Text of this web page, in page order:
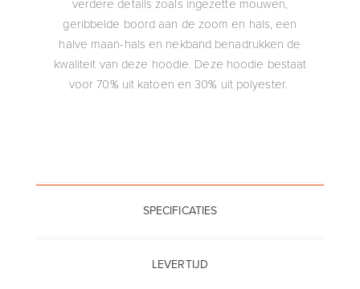
geribbelde boord aan de zoom en hals, een
halve maan-hals en nekband benadrukken de
kwaliteit van deze hoodie. Deze hoodie bestaat
voor 70% uit katoen en 30% uit polyester.
SPECIFICATIES
LEVERTIJD